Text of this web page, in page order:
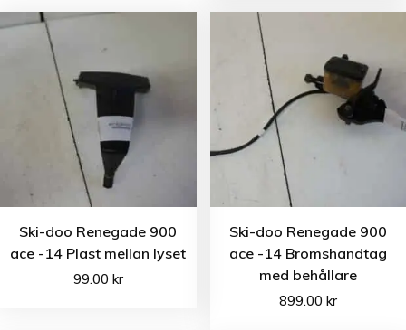
Ski-doo Renegade 900
ace -14 Plast mellan lyset
99.00 kr
Ski-doo Renegade 900
ace -14 Bromshandtag
med behållare
899.00 kr